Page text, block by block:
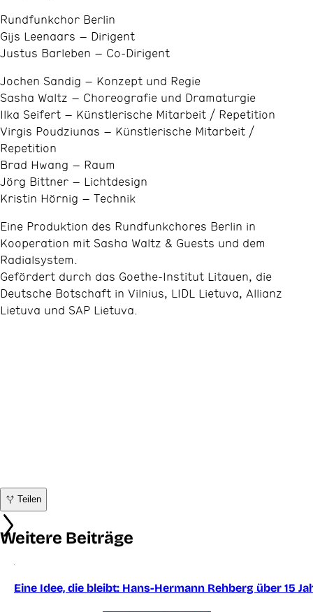
Rundfunkchor Berlin
Gijs Leenaars – Dirigent
Justus Barleben – Co-Dirigent
Jochen Sandig – Konzept und Regie
Sasha Waltz – Choreografie und Dramaturgie
Ilka Seifert – Künstlerische Mitarbeit / Repetition
Virgis Poudziunas – Künstlerische Mitarbeit /
Repetition
Brad Hwang – Raum
Jörg Bittner – Lichtdesign
Kristin Hörnig – Technik
Eine Produktion des Rundfunkchores Berlin in
Kooperation mit Sasha Waltz & Guests und dem
Radialsystem.
Gefördert durch das Goethe-Institut Litauen, die
Deutsche Botschaft in Vilnius, LIDL Lietuva, Allianz
Lietuva und SAP Lietuva.
Teilen
Weitere Beiträge
Eine Idee, die bleibt: Hans-Hermann Rehberg über 15